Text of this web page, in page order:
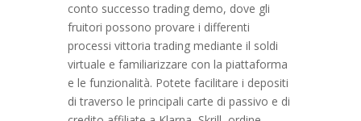
conto successo trading demo, dove gli
fruitori possono provare i differenti
processi vittoria trading mediante il soldi
virtuale e familiarizzare con la piattaforma
e le funzionalità. Potete facilitare i depositi
di traverso le principali carte di passivo e di